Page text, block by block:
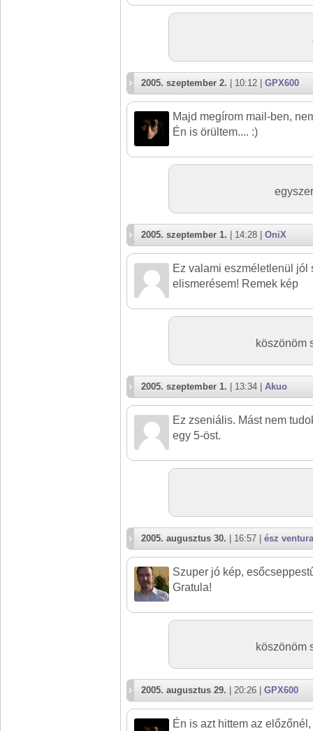
2005. szeptember 2. | 10:12 | GPX600
Majd megírom mail-ben,
Én is örültem.... :)
2005. szeptember 1. | 14:28 | OniX
Ez valami eszméletlenül jól
elismerésem! Remek kép
köszönöm
2005. szeptember 1. | 13:34 | Akuo
Ez zseniális. Mást nem
egy 5-öst.
2005. augusztus 30. | 16:57 | ész ventura
Szuper jó kép,
Gratula!
köszönöm
2005. augusztus 29. | 20:26 | GPX600
Én is azt hittem az